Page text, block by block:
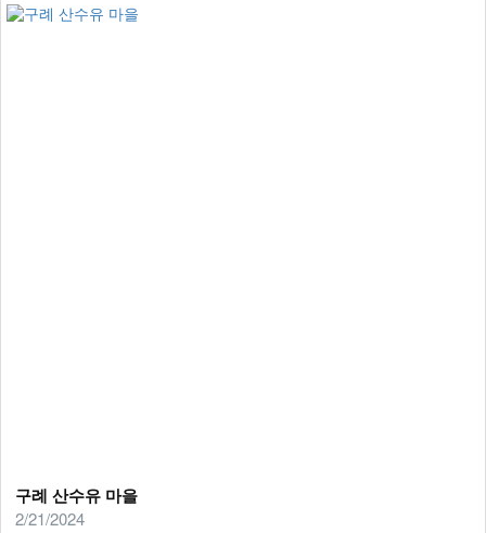
구례 산수유 마을
2/21/2024